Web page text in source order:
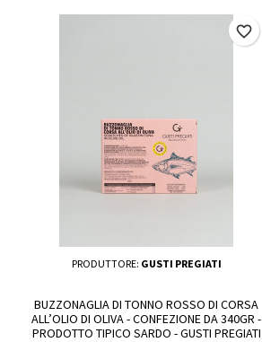
PRODUTTORE: GUSTI PREGIATI
BUZZONAGLIA DI TONNO ROSSO DI CORSA
ALL’OLIO DI OLIVA - CONFEZIONE DA 340GR -
PRODOTTO TIPICO SARDO - GUSTI PREGIATI
favorite_border